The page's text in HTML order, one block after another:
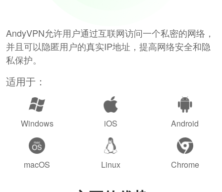
AndyVPN允许用户通过互联网访问一个私密的网络，
并且可以隐匿用户的真实IP地址，提高网络安全和隐
私保护。
适用于：
Windows iOS Android
macOS Linux Chrome